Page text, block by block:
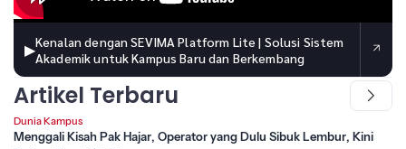
▶Kenalan dengan SEVIMA Platform Lite | Solusi Sistem
Akademik untuk Kampus Baru dan Berkembang
Artikel Terbaru
Dunia Kampus
Menggali Kisah Pak Hajar, Operator yang Dulu Sibuk Lembur, Kini